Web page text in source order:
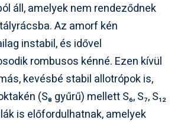
áll, amelyek nem rendeződnek
Az amorf kén
instabil, és idővel
rombusos kénné. Ezen kívül
kevésbé stabil allotrópok is,
(S₈ gyűrű) mellett S₆, S₇, S₁₂
is előfordulhatnak, amelyek